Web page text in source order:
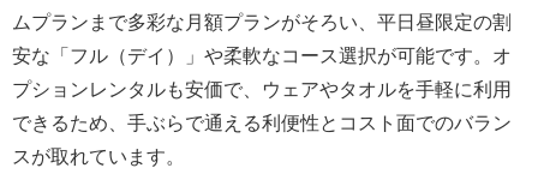
ムプランまで多彩な月額プランがそろい、平日昼限定の割
安な「フル（デイ）」や柔軟なコース選択が可能です。オ
プションレンタルも安価で、ウェアやタオルを手軽に利用
できるため、手ぶらで通える利便性とコスト面でのバラン
スが取れています。